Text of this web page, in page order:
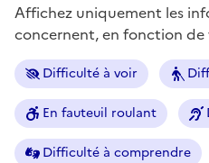
Affichez uniquement les
concernent, en fonction
Difficulté à voir
En fauteuil roulant
Difficulté à comprendre